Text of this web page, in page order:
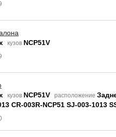
кузов NCP51V
кузов NCP51V расположение
CR-003R-NCP51 SJ-003-1013